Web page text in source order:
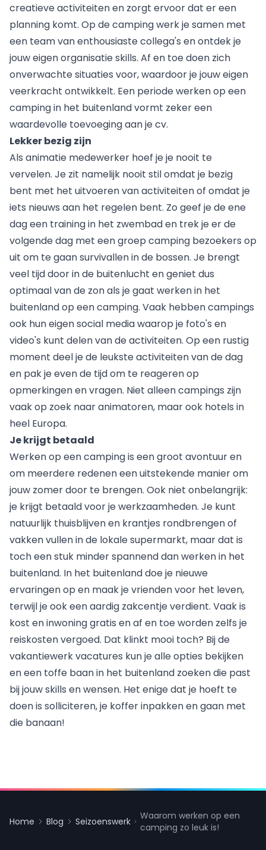
creatieve activiteiten en zorgt ervoor dat er een
planning komt. Op de camping werk je samen met
een team van enthousiaste collega's en ontdek je
jouw eigen organisatie skills. Af en toe doen zich
onverwachte situaties voor, waardoor je jouw eigen
veerkracht ontwikkelt. Een periode werken op een
camping in het buitenland vormt zeker een
waardevolle toevoeging aan je cv.
Lekker bezig zijn
Als animatie medewerker hoef je je nooit te
vervelen. Je zit namelijk nooit stil omdat je bezig
bent met het uitvoeren van activiteiten of omdat je
iets nieuws aan het regelen bent. Zo geef je de ene
dag een training in het zwembad en trek je er de
volgende dag met een groep camping bezoekers op
uit om te gaan survivallen in de bossen. Je brengt
veel tijd door in de buitenlucht en geniet dus
optimaal van de zon als je gaat werken in het
buitenland op een camping. Vaak hebben campings
ook hun eigen social media waarop je foto's en
video's kunt delen van de activiteiten. Op een rustig
moment deel je de leukste activiteiten van de dag
en pak je even de tijd om te reageren op
opmerkingen en vragen. Niet alleen campings zijn
vaak op zoek naar animatoren, maar ook hotels in
heel Europa.
Je krijgt betaald
Werken op een camping is een groot avontuur en
om meerdere redenen een uitstekende manier om
jouw zomer door te brengen. Ook niet onbelangrijk:
je krijgt betaald voor je werkzaamheden. Je kunt
natuurlijk thuisblijven en krantjes rondbrengen of
vakken vullen in de lokale supermarkt, maar dat is
toch een stuk minder spannend dan werken in het
buitenland. In het buitenland doe je nieuwe
ervaringen op en maak je vrienden voor het leven,
terwijl je ook een aardig zakcentje verdient. Vaak is
kost en inwoning gratis en af en toe worden zelfs je
reiskosten vergoed. Dat klinkt mooi toch? Bij de
vakantiewerk vacatures kun je alle opties bekijken
en een toffe baan in het buitenland zoeken die past
bij jouw skills en wensen. Het enige dat je hoeft te
doen is solliciteren, je koffer inpakken en gaan met
die banaan!
Home Blog Seizoenswerk
Waarom werken op een
camping zo leuk is!